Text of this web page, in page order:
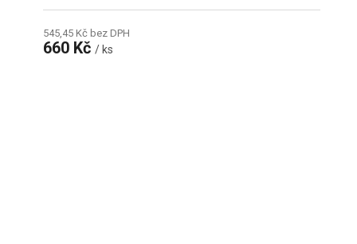
545,45 Kč bez DPH
660 Kč/ ks